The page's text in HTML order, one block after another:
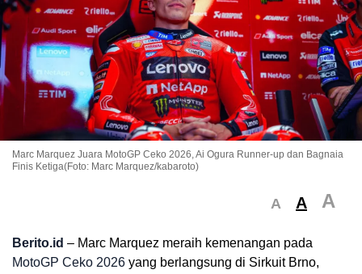
Marc Marquez Juara MotoGP Ceko 2026, Ai Ogura Runner-up dan Bagnaia
Finis Ketiga(Foto: Marc Marquez/kabaroto)
A A A
Berito.id – Marc Marquez meraih kemenangan pada
MotoGP Ceko 2026 yang berlangsung di Sirkuit Brno,